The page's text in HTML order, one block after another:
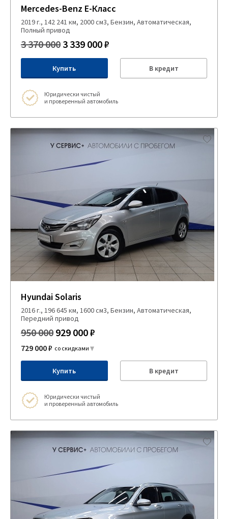
Mercedes-Benz E-Класс
2019 г., 142 241 км, 2000 см3, Бензин, Автоматическая,
Полный привод
3 370 000 3 339 000 ₽
Купить В кредит
Юридически чистый
и проверенный автомобиль
Hyundai Solaris
2016 г., 196 645 км, 1600 см3, Бензин, Автоматическая,
Передний привод
950 000 929 000 ₽
729 000 ₽ со скидками
Купить В кредит
Юридически чистый
и проверенный автомобиль